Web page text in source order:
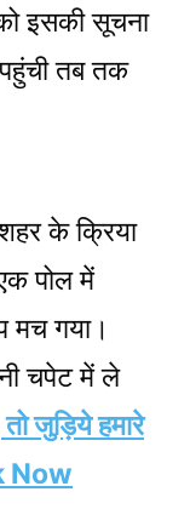
इसकी सूचना
तब तक
शहर के क्रिया
पोल में
गया।
चपेट में ले
जुड़िये हमारे
Now